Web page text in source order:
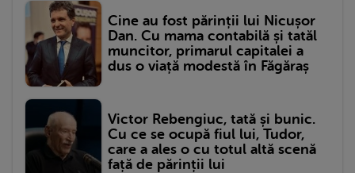
Cine au fost părinții lui Nicușor
Dan. Cu mama contabilă și tatăl
muncitor, primarul capitalei a
dus o viață modestă în Făgăraș
Victor Rebengiuc, tată și bunic.
Cu ce se ocupă fiul lui, Tudor,
care a ales o cu totul altă scenă
față de părinții lui